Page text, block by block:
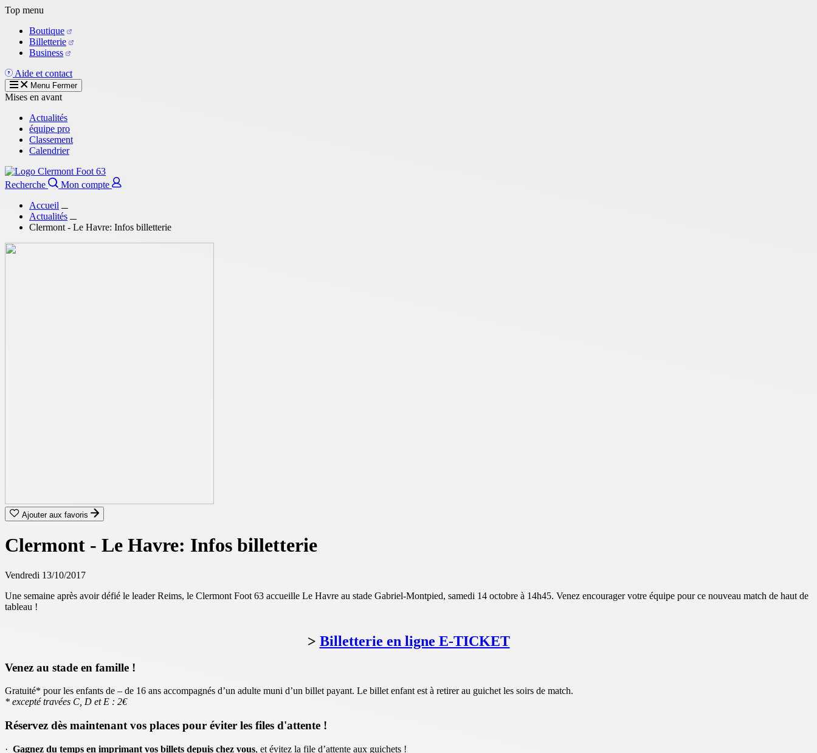
Aller
contenu
principal
Top menu
Boutique
Billetterie
Business
Aide et contact
Menu Fermer
Mises en avant
Actualités
équipe pro
Classement
Calendrier
Recherche
Mon compte
Accueil
Actualités
Clermont - Le Havre: Infos billetterie
Ajouter aux favoris
Clermont - Le Havre: Infos billetterie
Vendredi 13/10/2017
Une semaine après avoir défié le leader Reims, le Clermont Foot 63 accueille Le Havre au stade Gabriel-Montpied, samedi 14 octobre à 14h45. Venez encourager votre équipe pour ce nouveau match de haut de
tableau !
> Billetterie en ligne E-TICKET
Venez au stade en famille !
Gratuité* pour les enfants de – de 16 ans accompagnés d’un adulte muni d’un billet payant. Le billet enfant est à retirer au guichet les soirs de match.
* excepté travées C, D et E : 2€
Réservez dès maintenant vos places pour éviter les files d'attente !
· Gagnez du temps en imprimant vos billets depuis chez vous, et évitez la file d’attente aux guichets !